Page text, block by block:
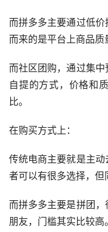
而拼多多主要通过低
而来的是平台上商品质
而社区团购，通过集
自提的方式，价格和
比。
在购买方式上：
传统电商主要就是主
者可以有很多选择，但
而拼多多主要是拼团
朋友，门槛其实比较高。